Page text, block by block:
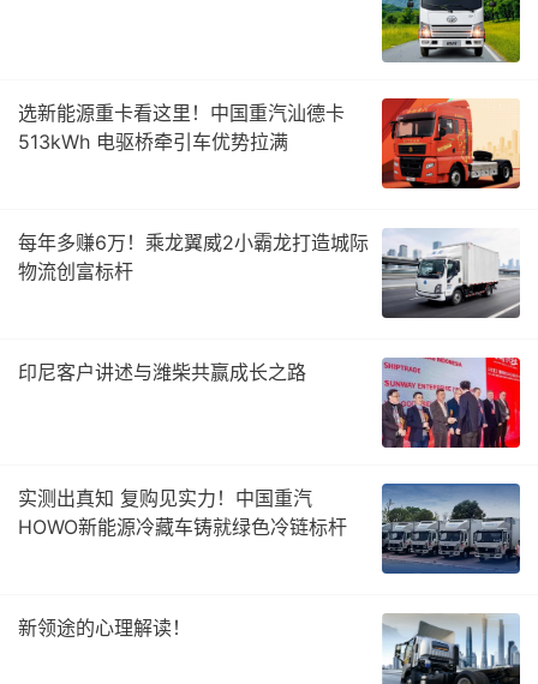
选新能源重卡看这里！中国重汽汕德卡
513kWh 电驱桥牵引车优势拉满
每年多赚6万！乘龙翼威2小霸龙打造城际
物流创富标杆
印尼客户讲述与潍柴共赢成长之路
实测出真知 复购见实力！中国重汽
HOWO新能源冷藏车铸就绿色冷链标杆
新领途的心理解读！